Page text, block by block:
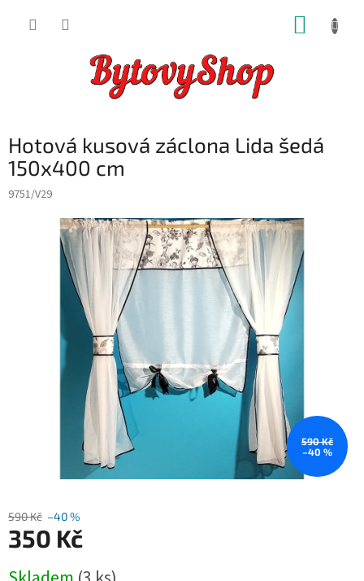
Hotová kusová záclona Lida šedá
150x400 cm
9751/V29
590 Kč
–40 %
590 Kč –40 %
350 Kč